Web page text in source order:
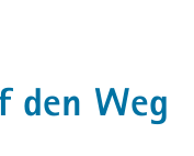
den Weg